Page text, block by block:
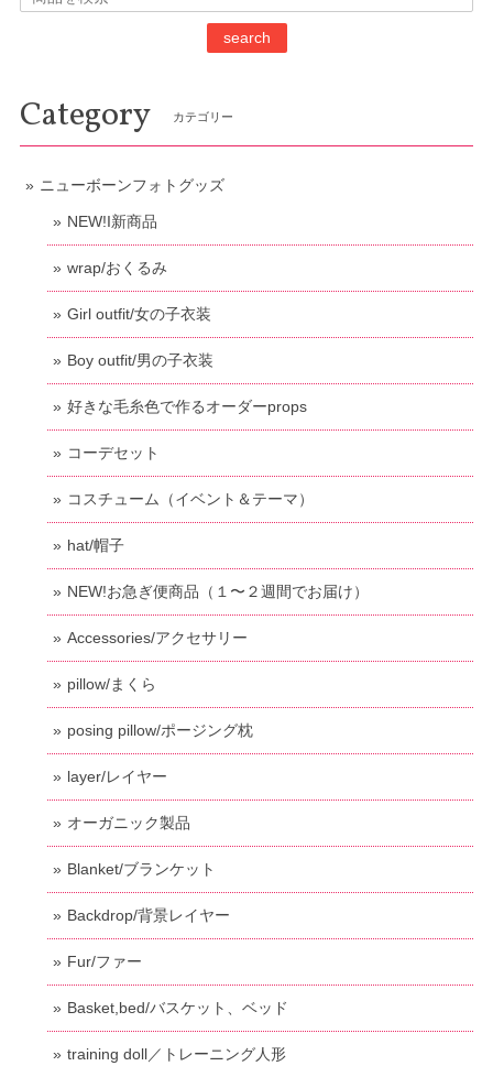
search
Category カテゴリー
ニューボーンフォトグッズ
NEW!I新商品
wrap/おくるみ
Girl outfit/女の子衣装
Boy outfit/男の子衣装
好きな毛糸色で作るオーダーprops
コーデセット
コスチューム（イベント＆テーマ）
hat/帽子
NEW!お急ぎ便商品（１〜２週間でお届け）
Accessories/アクセサリー
pillow/まくら
posing pillow/ポージング枕
layer/レイヤー
オーガニック製品
Blanket/ブランケット
Backdrop/背景レイヤー
Fur/ファー
Basket,bed/バスケット、ベッド
training doll／トレーニング人形